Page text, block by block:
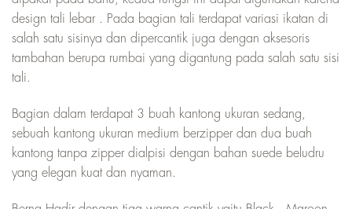
design tali lebar . Pada bagian tali terdapat variasi ikatan di
salah satu sisinya dan dipercantik juga dengan aksesoris
tambahan berupa rumbai yang digantung pada salah satu sisi
tali.
Bagian dalam terdapat 3 buah kantong ukuran sedang,
sebuah kantong ukuran medium berzipper dan dua buah
kantong tanpa zipper dialpisi dengan bahan suede beludru
yang elegan kuat dan nyaman.